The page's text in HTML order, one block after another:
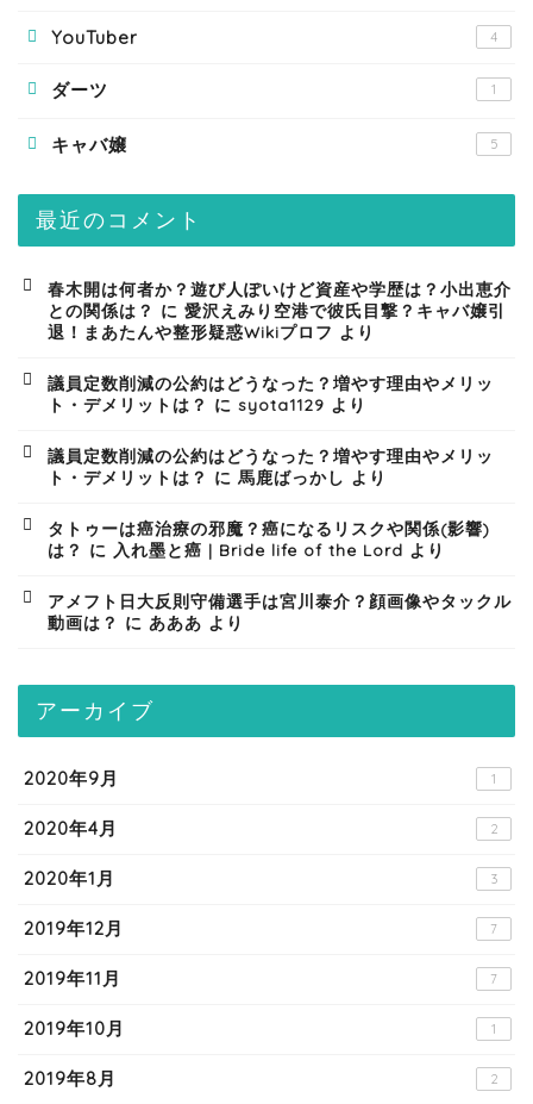
YouTuber 4
ダーツ 1
キャバ嬢 5
最近のコメント
春木開は何者か？遊び人ぽいけど資産や学歴は？小出恵介
との関係は？ に 愛沢えみり空港で彼氏目撃？キャバ嬢引
退！まあたんや整形疑惑Wikiプロフ より
議員定数削減の公約はどうなった？増やす理由やメリッ
ト・デメリットは？ に syota1129 より
議員定数削減の公約はどうなった？増やす理由やメリッ
ト・デメリットは？ に 馬鹿ばっかし より
タトゥーは癌治療の邪魔？癌になるリスクや関係(影響)
は？ に 入れ墨と癌 | Bride life of the Lord より
アメフト日大反則守備選手は宮川泰介？顔画像やタックル
動画は？ に あああ より
アーカイブ
2020年9月 1
2020年4月 2
2020年1月 3
2019年12月 7
2019年11月 7
2019年10月 1
2019年8月 2